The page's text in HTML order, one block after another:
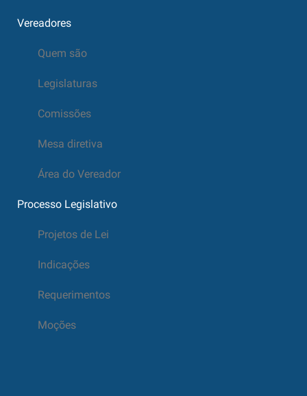
Vereadores
Quem são
Legislaturas
Comissões
Mesa diretiva
Área do Vereador
Processo Legislativo
Projetos de Lei
Indicações
Requerimentos
Moções